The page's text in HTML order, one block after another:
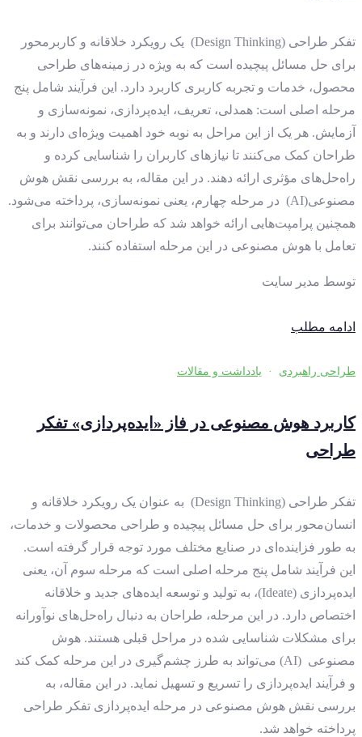
تفکر طراحی (Design Thinking) یک رویکرد خلاقانه و کاربرمحور
برای حل مسائل پیچیده است که به ویژه در زمینه‌های طراحی
محصول، خدمات و تجربه کاربری کاربرد دارد. این فرآیند شامل پنج
مرحله اصلی است: همدلی، تعریف، ایده‌پردازی، نمونه‌سازی و
آزمایش. هر یک از این مراحل به نوبه خود اهمیت ویژه‌ای دارند و به
طراحان کمک می‌کنند تا نیازهای کاربران را شناسایی کرده و
راه‌حل‌های مؤثری ارائه دهند. در این مقاله، به بررسی نقش هوش
مصنوعی(AI) در مرحله چهارم، یعنی نمونه‌سازی، پرداخته می‌شود.
همچنین پرامپت‌هایی ارائه خواهد شد که طراحان می‌توانند برای
تعامل با هوش مصنوعی در این مرحله استفاده کنند.
توسط مدیر سایت
ادامه مطلب
طراحی راهبردی · یادداشت و مقالات
کاربرد هوش مصنوعی در فاز «ایده‌پردازی» تفکر
طراحی
تفکر طراحی (Design Thinking) به عنوان یک رویکرد خلاقانه و
انسان‌محور برای حل مسائل پیچیده و طراحی محصولات و خدمات،
به طور فزاینده‌ای در صنایع مختلف مورد توجه قرار گرفته است.
این فرآیند شامل پنج مرحله اصلی است که مرحله سوم آن، یعنی
ایده‌پردازی (Ideate)، به تولید و توسعه ایده‌های جدید و خلاقانه
اختصاص دارد. در این مرحله، طراحان به دنبال راه‌حل‌های نوآورانه
برای مشکلات شناسایی شده در مراحل قبلی هستند. هوش
مصنوعی (AI) می‌تواند به طرز چشم‌گیری در این مرحله کمک کند
و فرآیند ایده‌پردازی را تسریع و تسهیل نماید. در این مقاله، به
بررسی نقش هوش مصنوعی در مرحله ایده‌پردازی تفکر طراحی
پرداخته خواهد شد.